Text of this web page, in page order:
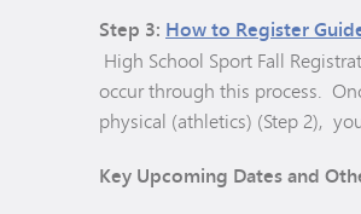
Step 3: How to Register
High School Sport Fall
occur through this process.
physical (athletics) (Step 2),
Key Upcoming Dates and